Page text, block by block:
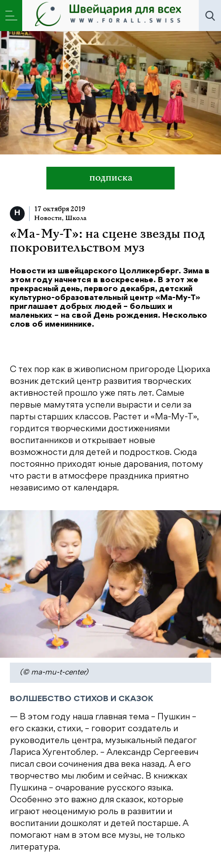
Новости, Школа»«Ма-Му-Т»: на сцене звезды под
покровительством муз
подписка
17 октября 2019
Новости, Школа
«Ма-Му-Т»: на сцене звезды под
покровительством муз
Новости из швейцарского Цолликерберг. Зима в
этом году начнется в воскресенье. В этот же
прекрасный день, первого декабря, детский
культурно-образовательный центр «Ма-Му-Т»
приглашает добрых людей – больших и
маленьких – на свой День рождения. Несколько
слов об имениннике.
С тех пор как в живописном пригороде Цюриха
возник детский центр развития творческих
активностей прошло уже пять лет. Самые
первые мамутята успели вырасти и сели за
парты старших классов. Растет и «Ма-Му-Т»,
гордится творческими достижениями
воспитанников и открывает новые
возможности для детей и подростков. Сюда
постоянно приходят юные дарования, потому
что расти в атмосфере праздника приятно
независимо от календаря.
(© ma-mu-t-center)
ВОЛШЕБСТВО СТИХОВ И СКАЗОК
— В этом году наша главная тема – Пушкин –
его сказки, стихи, – говорит создатель и
руководитель центра, музыкальный педагог
Лариса Хугентоблер. – Александр Сергеевич
писал свои сочинения два века назад. А его
творчество мы любим и сейчас. В книжках
Пушкина – очарование русского языка.
Особенно это важно для сказок, которые
играют неоценимую роль в развитии и
воспитании дошколят и детей постарше. А
помогают нам в этом все музы, не только
литература.